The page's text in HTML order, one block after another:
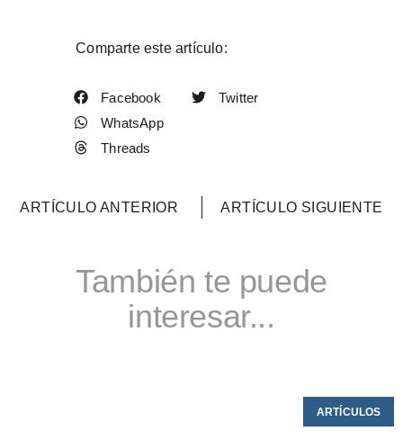
Comparte este artículo:
Facebook
Twitter
WhatsApp
Threads
ARTÍCULO ANTERIOR ARTÍCULO SIGUIENTE
También te puede
interesar...
ARTÍCULOS